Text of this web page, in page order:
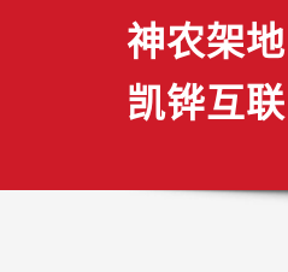
神农架
凯铧互联